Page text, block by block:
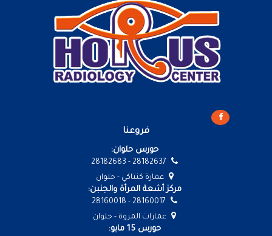
فروعنا
حورس حلوان:
عمارة كنتاكي - حلوان
مركز أشعة المرأة والجنبن:
عمارات المروة - حلوان
حورس 15 مايو: